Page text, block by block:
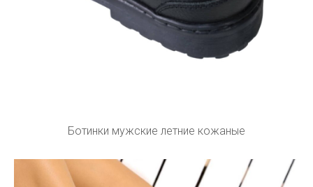
Ботинки мужские летние кожаные